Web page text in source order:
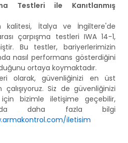
Testleri ile Kanıtlanmış
kalitesi, İtalya ve İngiltere'de
çarpışma testleri IWA 14-1,
Bu testler, bariyerlerimizin
nasıl performans gösterdiğini
ortaya koymaktadır.
olarak, güvenliğinizi en üst
Siz de güvenliğinizi
bizimle iletişime geçebilir,
daha fazla bilgi
iletisim